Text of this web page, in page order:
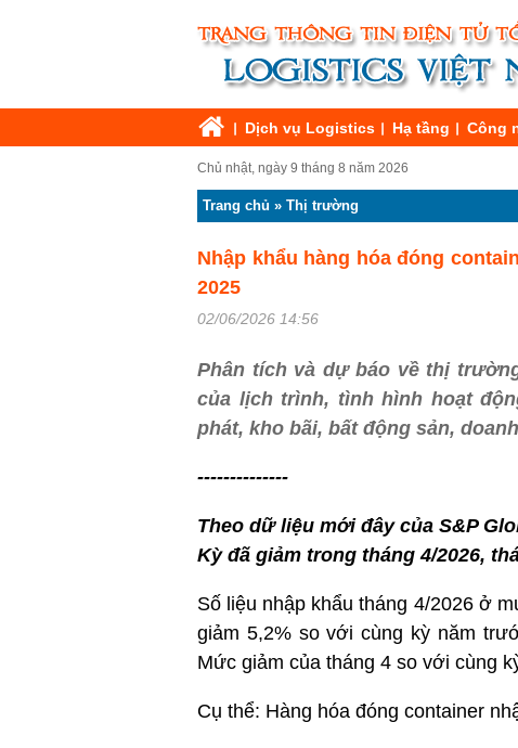
Dịch vụ Logistics Hạ tầng Công
Chủ nhật, ngày 9 tháng 8 năm 2026
Trang chủ » Thị trường
Nhập khẩu hàng hóa đóng
2025
02/06/2026 14:56
Phân tích và dự báo về thị
của lịch trình, tình hình hoạt
phát, kho bãi, bất động sản,
--------------
Theo dữ liệu mới đây của S&P
Kỳ đã giảm trong tháng 4/2026,
Số liệu nhập khẩu tháng 4/2026 ở
giảm 5,2% so với cùng kỳ năm
Mức giảm của tháng 4 so với cùng
Cụ thể: Hàng hóa đóng container